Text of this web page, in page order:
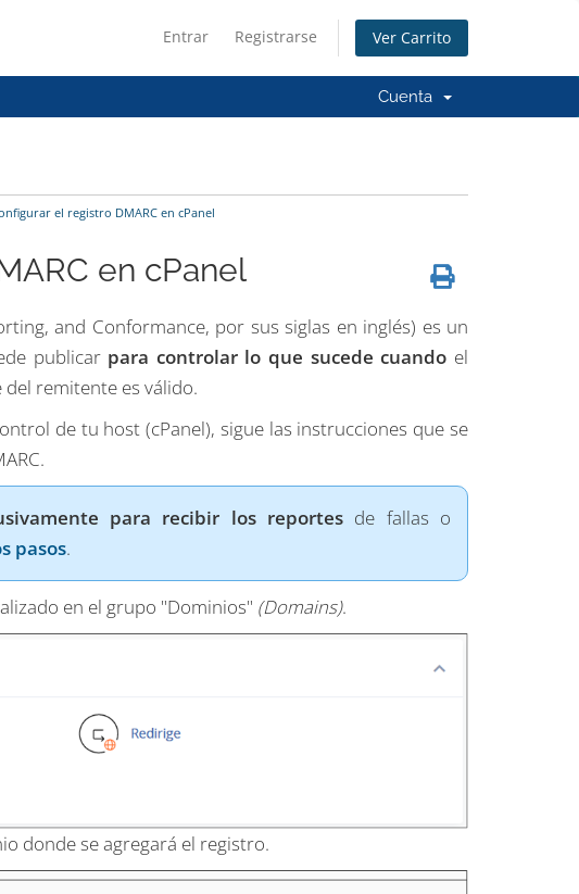
Entrar Registrarse Ver Carrito
Cuenta
el registro DMARC en cPanel
en cPanel
and Conformance, por sus siglas en inglés) es un
publicar para controlar lo que sucede cuando el
remitente es válido.
de tu host (cPanel), sigue las instrucciones que se
para recibir los reportes de fallas o
pasos.
en el grupo "Dominios" (Domains).
donde se agregará el registro.